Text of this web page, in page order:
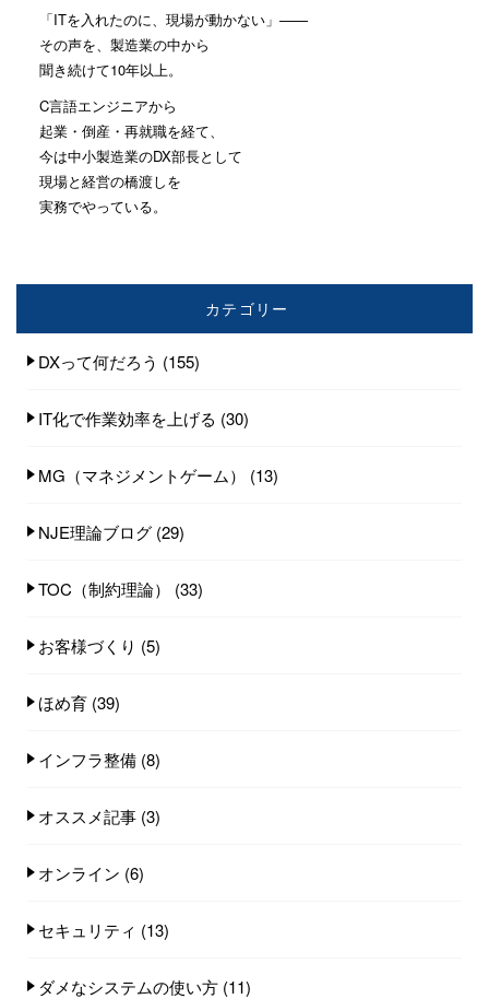
「ITを入れたのに、現場が動かない」——
その声を、製造業の中から
聞き続けて10年以上。
C言語エンジニアから
起業・倒産・再就職を経て、
今は中小製造業のDX部長として
現場と経営の橋渡しを
実務でやっている。
カテゴリー
DXって何だろう (155)
IT化で作業効率を上げる (30)
MG（マネジメントゲーム） (13)
NJE理論ブログ (29)
TOC（制約理論） (33)
お客様づくり (5)
ほめ育 (39)
インフラ整備 (8)
オススメ記事 (3)
オンライン (6)
セキュリティ (13)
ダメなシステムの使い方 (11)